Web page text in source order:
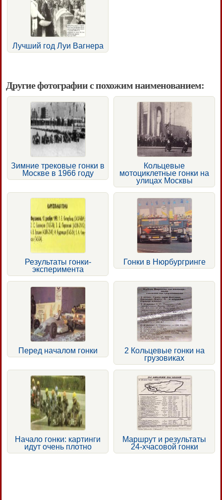
Лучший год Луи Вагнера
Другие фотографии с похожим наименованием:
Зимние трековые гонки в
Москве в 1966 году
Кольцевые
мотоциклетные гонки на
улицах Москвы
Результаты гонки-
эксперимента
Гонки в Нюрбургринге
Перед началом гонки
2 Кольцевые гонки на
грузовиках
Начало гонки: картинги
идут очень плотно
Маршрут и результаты
24-хчасовой гонки